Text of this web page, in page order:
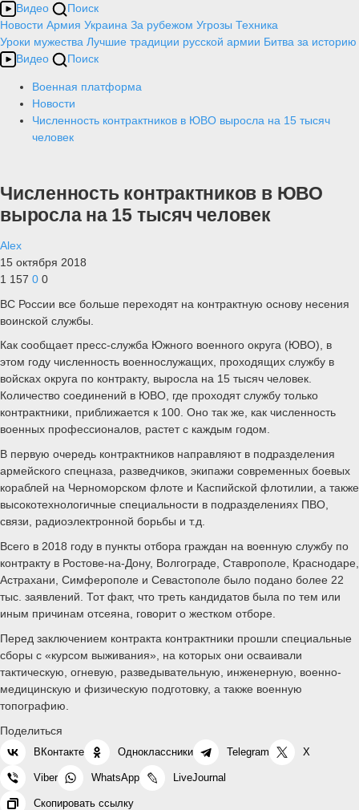
Видео
Поиск
Новости Армия Украина За рубежом Угрозы Техника
Уроки мужества Лучшие традиции русской армии Битва за историю
Видео
Поиск
Военная платформа
Новости
Численность контрактников в ЮВО выросла на 15 тысяч
человек
Численность контрактников в ЮВО
выросла на 15 тысяч человек
Alex
15 октября 2018
1 157 0 0
ВС России все больше переходят на контрактную основу несения
воинской службы.
Как сообщает пресс-служба Южного военного округа (ЮВО), в
этом году численность военнослужащих, проходящих службу в
войсках округа по контракту, выросла на 15 тысяч человек.
Количество соединений в ЮВО, где проходят службу только
контрактники, приближается к 100. Оно так же, как численность
военных профессионалов, растет с каждым годом.
В первую очередь контрактников направляют в подразделения
армейского спецназа, разведчиков, экипажи современных боевых
кораблей на Черноморском флоте и Каспийской флотилии, а также
высокотехнологичные специальности в подразделениях ПВО,
связи, радиоэлектронной борьбы и т.д.
Всего в 2018 году в пункты отбора граждан на военную службу по
контракту в Ростове-на-Дону, Волгограде, Ставрополе, Краснодаре,
Астрахани, Симферополе и Севастополе было подано более 22
тыс. заявлений. Тот факт, что треть кандидатов была по тем или
иным причинам отсеяна, говорит о жестком отборе.
Перед заключением контракта контрактники прошли специальные
сборы с «курсом выживания», на которых они осваивали
тактическую, огневую, разведывательную, инженерную, военно-
медицинскую и физическую подготовку, а также военную
топографию.
Поделиться
ВКонтакте Одноклассники Telegram X
Viber WhatsApp LiveJournal
Скопировать ссылку